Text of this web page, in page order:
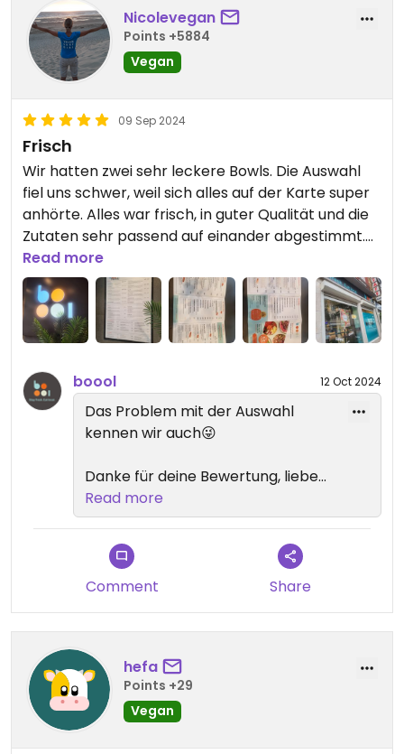
Nicolevegan
Points +5884
Vegan
09 Sep 2024
Frisch
Wir hatten zwei sehr leckere Bowls. Die Auswahl
fiel uns schwer, weil sich alles auf der Karte super
anhörte. Alles war frisch, in guter Qualität und die
Zutaten sehr passend auf einander abgestimmt.
Das Personal war sehr freundlich und hilfsbereit
und hat uns prima beraten.
Read more
boool 12 Oct 2024
Das Problem mit der Auswahl
kennen wir auch😜
Danke für deine Bewertung, liebe
Nicole
Read more
Comment Share
hefa
Points +29
Vegan